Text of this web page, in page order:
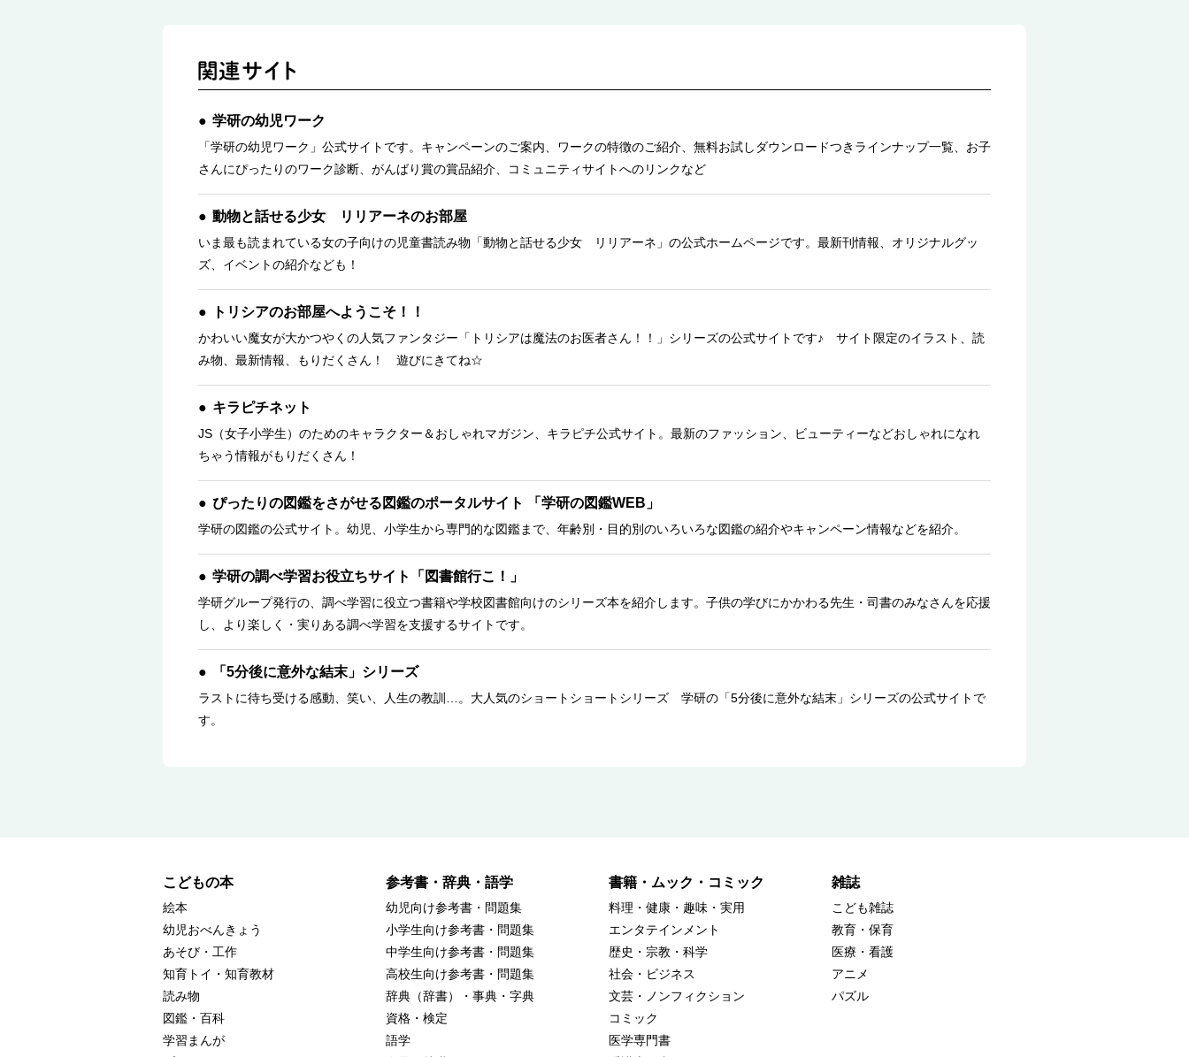
学研の幼児ワーク
「学研の幼児ワーク」公式サイトです。キャンペーンのご案内、ワークの特徴のご紹介、無料お試しダウンロードつきラインナップ一覧、お子
さんにぴったりのワーク診断、がんばり賞の賞品紹介、コミュニティサイトへのリンクなど
動物と話せる少女 リリアーネのお部屋
いま最も読まれている女の子向けの児童書読み物「動物と話せる少女 リリアーネ」の公式ホームページです。最新刊情報、オリジナルグッ
ズ、イベントの紹介なども！
トリシアのお部屋へようこそ！！
かわいい魔女が大かつやくの人気ファンタジー「トリシアは魔法のお医者さん！！」シリーズの公式サイトです♪ サイト限定のイラスト、読
み物、最新情報、もりだくさん！ 遊びにきてね☆
キラピチネット
JS（女子小学生）のためのキャラクター＆おしゃれマガジン、キラピチ公式サイト。最新のファッション、ビューティーなどおしゃれになれ
ちゃう情報がもりだくさん！
ぴったりの図鑑をさがせる図鑑のポータルサイト 「学研の図鑑WEB」
学研の図鑑の公式サイト。幼児、小学生から専門的な図鑑まで、年齢別・目的別のいろいろな図鑑の紹介やキャンペーン情報などを紹介。
学研の調べ学習お役立ちサイト「図書館行こ！」
学研グループ発行の、調べ学習に役立つ書籍や学校図書館向けのシリーズ本を紹介します。子供の学びにかかわる先生・司書のみなさんを応援
し、より楽しく・実りある調べ学習を支援するサイトです。
「5分後に意外な結末」シリーズ
ラストに待ち受ける感動、笑い、人生の教訓…。大人気のショートショートシリーズ 学研の「5分後に意外な結末」シリーズの公式サイトで
す。
こどもの本
絵本
幼児おべんきょう
あそび・工作
知育トイ・知育教材
読み物
図鑑・百科
学習まんが
参考書・辞典・語学
幼児向け参考書・問題集
小学生向け参考書・問題集
中学生向け参考書・問題集
高校生向け参考書・問題集
辞典（辞書）・事典・字典
資格・検定
語学
書籍・ムック・コミック
料理・健康・趣味・実用
エンタテインメント
歴史・宗教・科学
社会・ビジネス
文芸・ノンフィクション
コミック
医学専門書
雑誌
こども雑誌
教育・保育
医療・看護
アニメ
パズル